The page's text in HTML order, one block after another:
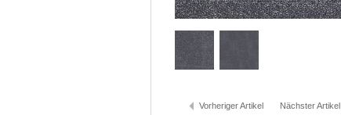
Vorheriger Artikel Nächster Artikel